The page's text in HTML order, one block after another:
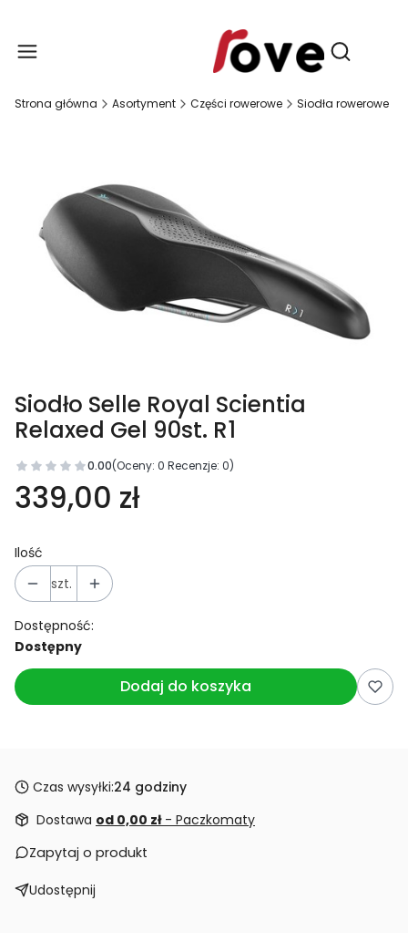
Otwórz
Strona główna Asortyment Części rowerowe Siodła rowerowe
Siodło Selle Royal Scientia
Relaxed Gel 90st. R1
0.00(Oceny: 0 Recenzje: 0)
339,00 zł
Ilość
szt.
Dostępność:
Dostępny
Dodaj do koszyka
Czas wysyłki:24 godziny
Dostawa od 0,00 zł - Paczkomaty
Zapytaj o produkt
Udostępnij